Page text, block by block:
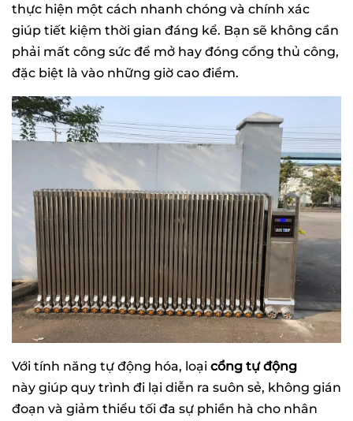
thực hiện một cách nhanh chóng và chính xác
giúp tiết kiệm thời gian đáng kể. Bạn sẽ không cần
phải mất công sức để mở hay đóng cổng thủ công,
đặc biệt là vào những giờ cao điểm.
Với tính năng tự động hóa, loại cổng tự động
này giúp quy trình đi lại diễn ra suôn sẻ, không gián
đoạn và giảm thiểu tối đa sự phiền hà cho nhân